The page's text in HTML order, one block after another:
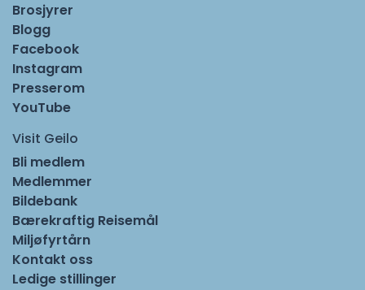
Brosjyrer
Blogg
Facebook
Instagram
Presserom
YouTube
Visit Geilo
Bli medlem
Medlemmer
Bildebank
Bærekraftig Reisemål
Miljøfyrtårn
Kontakt oss
Ledige stillinger